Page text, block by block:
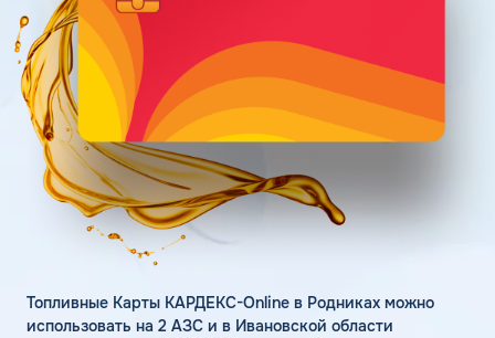
Статьи
Цена бензина и ДТ
Личный кабинет
Карта АЗС
Получить консультацию
Топливные Карты КАРДЕКС-Online в Родниках можно
использовать на 2 АЗС и в Ивановской области